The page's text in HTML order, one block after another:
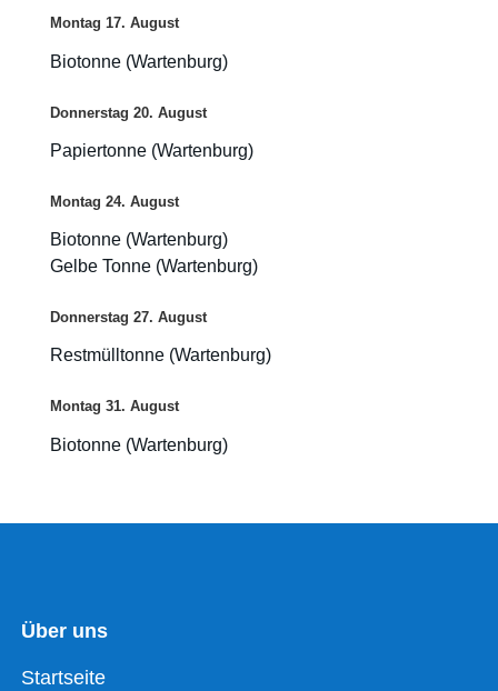
Montag 17. August
Biotonne (Wartenburg)
Donnerstag 20. August
Papiertonne (Wartenburg)
Montag 24. August
Biotonne (Wartenburg)
Gelbe Tonne (Wartenburg)
Donnerstag 27. August
Restmülltonne (Wartenburg)
Montag 31. August
Biotonne (Wartenburg)
Über uns
Startseite